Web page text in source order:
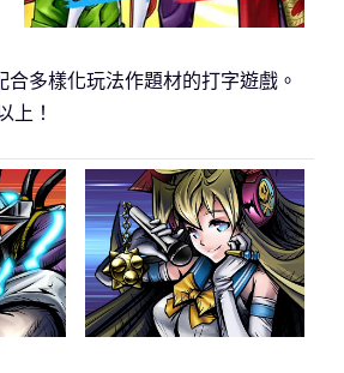
多樣化玩法作題材的打字遊戲。
上！